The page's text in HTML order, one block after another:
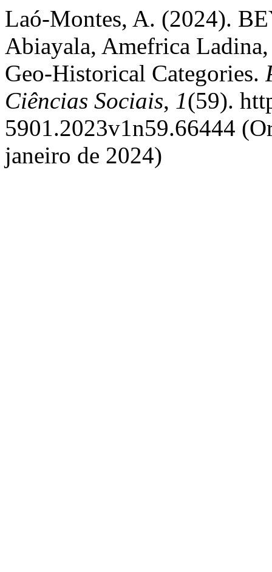
Laó-Montes, A. (2024).
Abiayala, Amefrica
Geo-Historical Categories.
Ciências Sociais, 1(59).
5901.2023v1n59.66444
janeiro de 2024)